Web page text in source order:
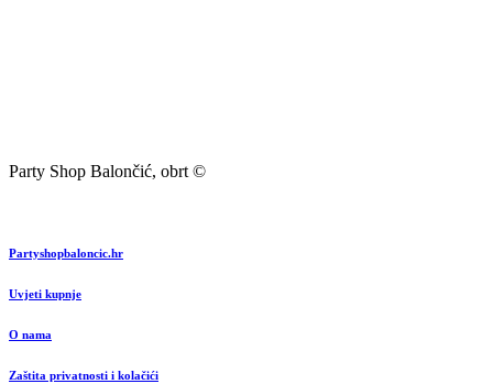
Party Shop Balončić, obrt ©
Partyshopbaloncic.hr
Uvjeti kupnje
O nama
Zaštita privatnosti i kolačići